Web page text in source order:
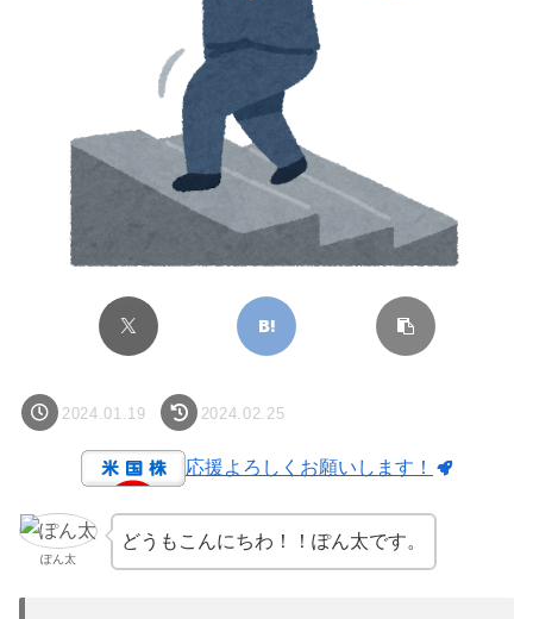
2024.01.19 2024.02.25
応援よろしくお願いします！
ぽん太
どうもこんにちわ！！ぽん太です。